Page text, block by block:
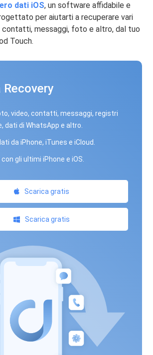
dati iOS, un software affidabile e
per aiutarti a recuperare vari
contatti, messaggi, foto e altro, dal tuo
Touch.
Recovery
video, contatti, messaggi, registri
dati di WhatsApp e altro.
da iPhone, iTunes e iCloud.
gli ultimi iPhone e iOS.
Scarica gratis
Scarica gratis